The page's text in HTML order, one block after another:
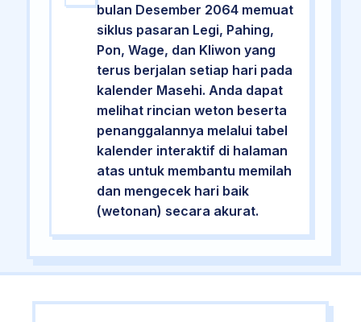
bulan Desember 2064 memuat
siklus pasaran Legi, Pahing,
Pon, Wage, dan Kliwon yang
terus berjalan setiap hari pada
kalender Masehi. Anda dapat
melihat rincian weton beserta
penanggalannya melalui tabel
kalender interaktif di halaman
atas untuk membantu memilah
dan mengecek hari baik
(wetonan) secara akurat.